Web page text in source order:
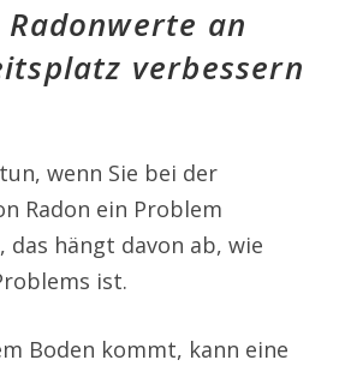
Radonwerte an
verbessern
wenn Sie bei der
Radon ein Problem
das hängt davon ab, wie
ist.
Boden kommt, kann eine